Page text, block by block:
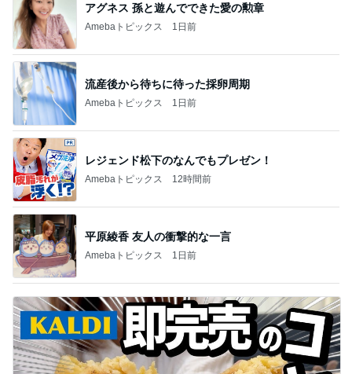
アグネス 孫と遊んでできた愛の勲章
Amebaトピックス 1日前
流産後から待ちに待った採卵周期
Amebaトピックス 1日前
レジェンド松下のなんでもプレゼン！
Amebaトピックス 12時間前
平原綾香 友人の衝撃的な一言
Amebaトピックス 1日前